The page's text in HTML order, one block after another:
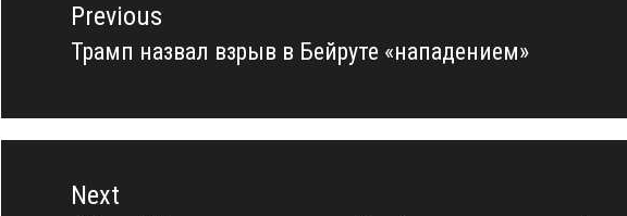
записямPrevious
Previous
Трамп назвал взрыв в Бейруте «нападением»
Next